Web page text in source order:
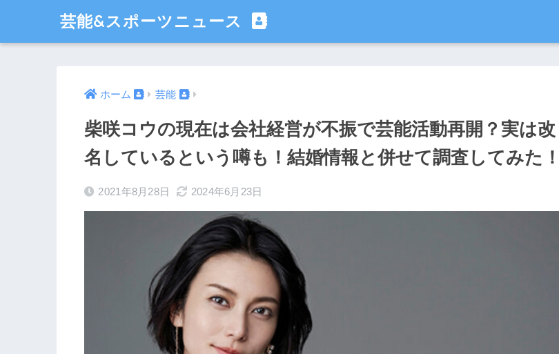
芸能&スポーツニュース
ホーム 芸能
柴咲コウの現在は会社経営が不振で芸能活動再開？実は改
名しているという噂も！結婚情報と併せて調査してみた！
2021年8月28日 2024年6月23日